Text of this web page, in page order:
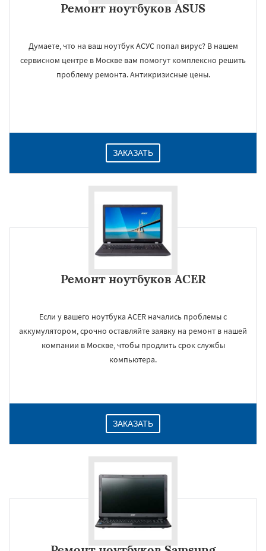
Ремонт ноутбуков ASUS
Думаете, что на ваш ноутбук АСУС попал вирус? В нашем
сервисном центре в Москве вам помогут комплексно решить
проблему ремонта. Антикризисные цены.
ЗАКАЗАТЬ
Ремонт ноутбуков ACER
Если у вашего ноутбука ACER начались проблемы с
аккумулятором, срочно оставляйте заявку на ремонт в нашей
компании в Москве, чтобы продлить срок службы
компьютера.
ЗАКАЗАТЬ